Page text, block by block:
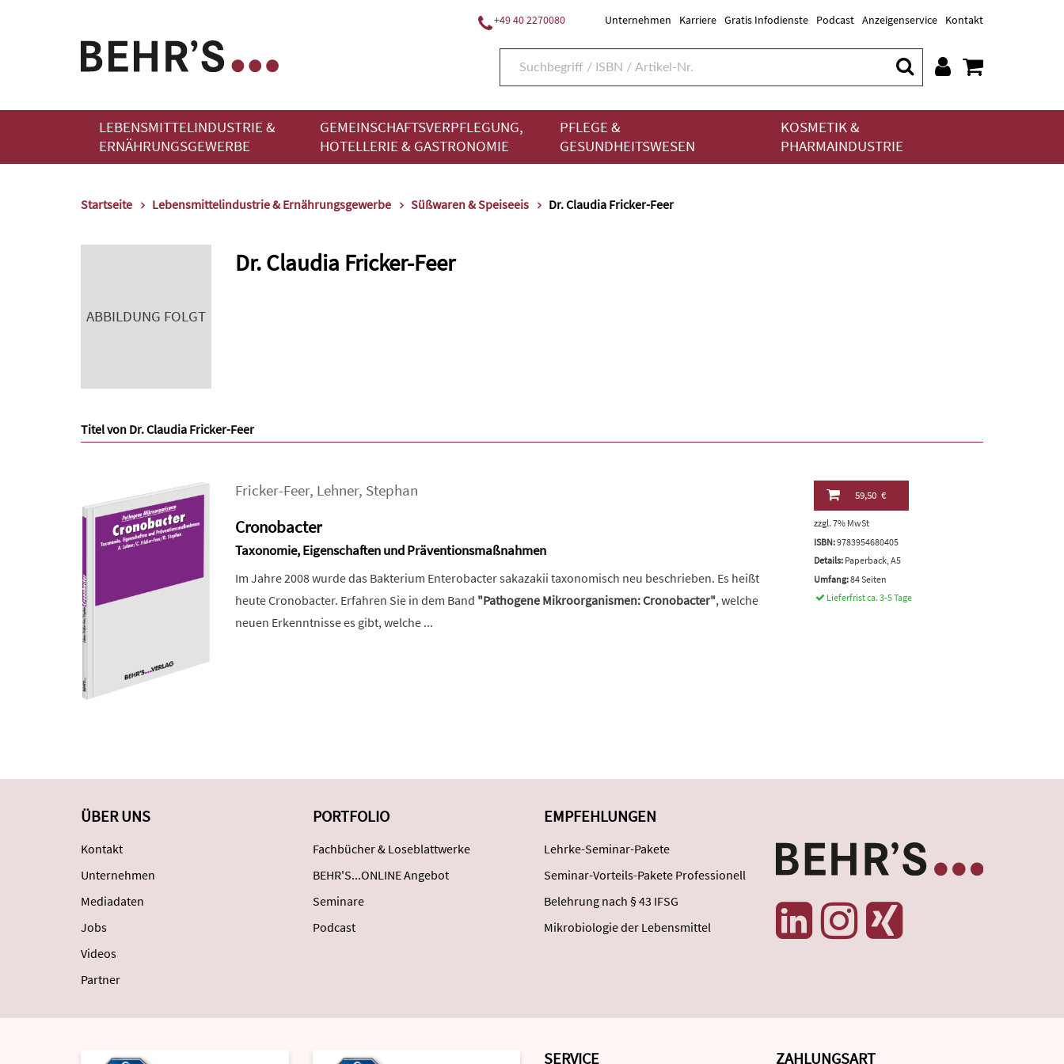
+49 40 2270080 Unternehmen Karriere Gratis Infodienste Podcast Anzeigenservice Kontakt
LEBENSMITTELINDUSTRIE &
ERNÄHRUNGSGEWERBE
GEMEINSCHAFTSVERPFLEGUNG,
HOTELLERIE & GASTRONOMIE
PFLEGE &
GESUNDHEITSWESEN
KOSMETIK &
PHARMAINDUSTRIE
Startseite Lebensmittelindustrie & Ernährungsgewerbe Süßwaren & Speiseeis Dr. Claudia Fricker-Feer
ABBILDUNG FOLGT
Dr. Claudia Fricker-Feer
Titel von Dr. Claudia Fricker-Feer
Fricker-Feer, Lehner, Stephan
Cronobacter
Taxonomie, Eigenschaften und Präventionsmaßnahmen
Im Jahre 2008 wurde das Bakterium Enterobacter sakazakii taxonomisch neu beschrieben. Es heißt
heute Cronobacter. Erfahren Sie in dem Band "Pathogene Mikroorganismen: Cronobacter", welche
neuen Erkenntnisse es gibt, welche ...
59,50 €
zzgl. 7% MwSt
ISBN:9783954680405
Details: Paperback, A5
Umfang:84 Seiten
Lieferfrist ca. 3-5 Tage
ÜBER UNS
Kontakt
Unternehmen
Mediadaten
Jobs
Videos
Partner
PORTFOLIO
Fachbücher & Loseblattwerke
BEHR'S...ONLINE Angebot
Seminare
Podcast
EMPFEHLUNGEN
Lehrke-Seminar-Pakete
Seminar-Vorteils-Pakete Professionell
Belehrung nach § 43 IFSG
Mikrobiologie der Lebensmittel
SERVICE ZAHLUNGSART